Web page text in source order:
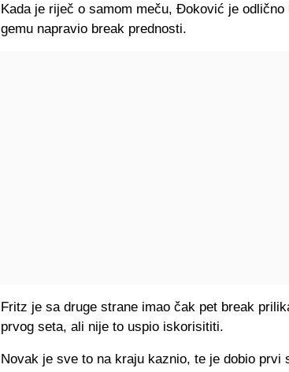
Kada je riječ o samom meču, Đoković je
gemu napravio break prednosti.
Fritz je sa druge strane imao čak pet break
prvog seta, ali nije to uspio iskorisititi.
Novak je sve to na kraju kaznio, te je dobio prvi